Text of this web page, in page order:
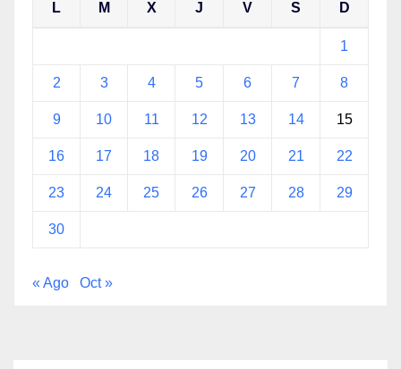
L M X J V S D
1
2 3 4 5 6 7 8
9 10 11 12 13 14 15
16 17 18 19 20 21 22
23 24 25 26 27 28 29
30
« Ago Oct »